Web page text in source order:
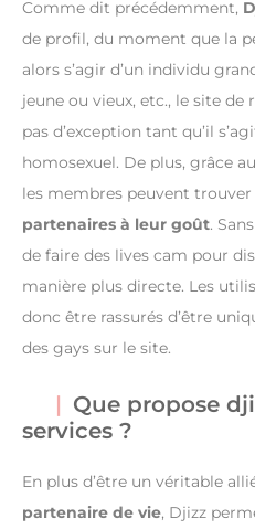
Comme dit précédemment,
de profil, du moment que la
alors s’agir d’un individu
jeune ou vieux, etc., le site de
pas d’exception tant qu’il
homosexuel. De plus, grâce
les membres peuvent
partenaires à leur goût.
de faire des lives cam pour
manière plus directe. Les
donc être rassurés d’être
des gays sur le site.
Que propose
services ?
En plus d’être un véritable
partenaire de vie, Djizz